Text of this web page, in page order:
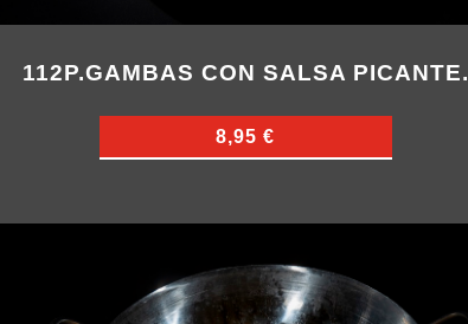
112P.GAMBAS CON SALSA PICANTE.
8,95 €